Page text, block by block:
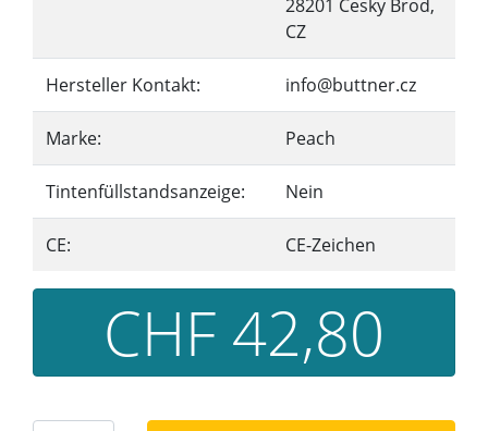
28201 Cesky Brod,
CZ
Hersteller Kontakt: info@buttner.cz
Marke: Peach
Tintenfüllstandsanzeige: Nein
CE: CE-Zeichen
CHF 42,80